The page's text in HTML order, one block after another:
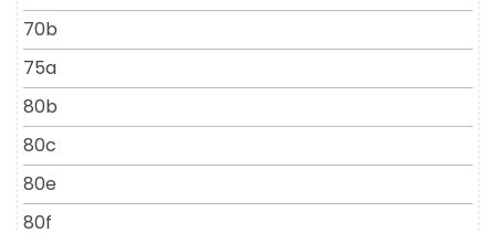
70b
75a
80b
80c
80e
80f